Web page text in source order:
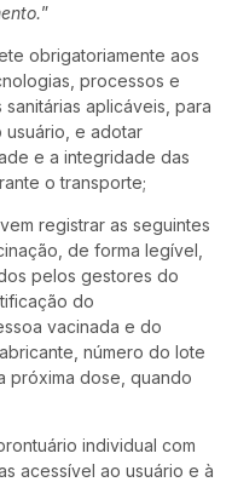
”
obrigatoriamente aos
processos e
aplicáveis, para
e adotar
e a integridade das
o transporte;
registrar as seguintes
de forma legível,
pelos gestores do
do
vacinada e do
número do lote
próxima dose, quando
individual com
acessível ao usuário e à